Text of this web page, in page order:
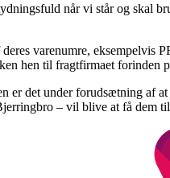
når vi står og skal
varenumre,
hen til fragtfirmaet forinden
det under forudsætning af
– vil blive at få dem